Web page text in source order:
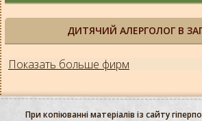
ДИТЯЧИЙ АЛЕРГОЛОГ В
Показать больше фирм
При копіюванні матеріалів із сайту